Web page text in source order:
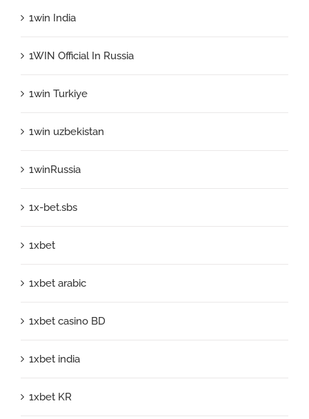
1win India
1WIN Official In Russia
1win Turkiye
1win uzbekistan
1winRussia
1x-bet.sbs
1xbet
1xbet arabic
1xbet casino BD
1xbet india
1xbet KR